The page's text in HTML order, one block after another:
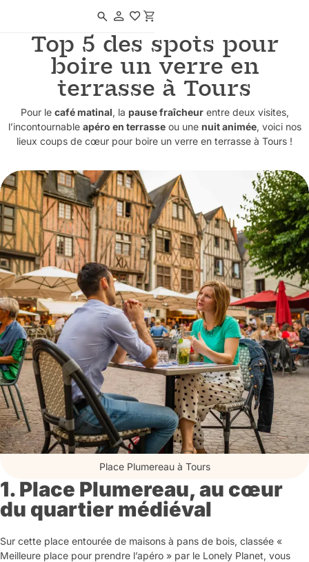
Top 5 des spots pour
boire un verre en
terrasse à Tours
Pour le café matinal, la pause fraîcheurentre deux visites,
l’incontournable apéro en terrasseou une nuit animée, voici nos
lieux coups de cœur pour boire un verre en terrasse à Tours !
Place Plumereau à Tours
1. Place Plumereau, au cœur
du quartier médiéval
Sur cette place entourée de maisons à pans de bois, classée «
Meilleure place pour prendre l’apéro » par le Lonely Planet, vous